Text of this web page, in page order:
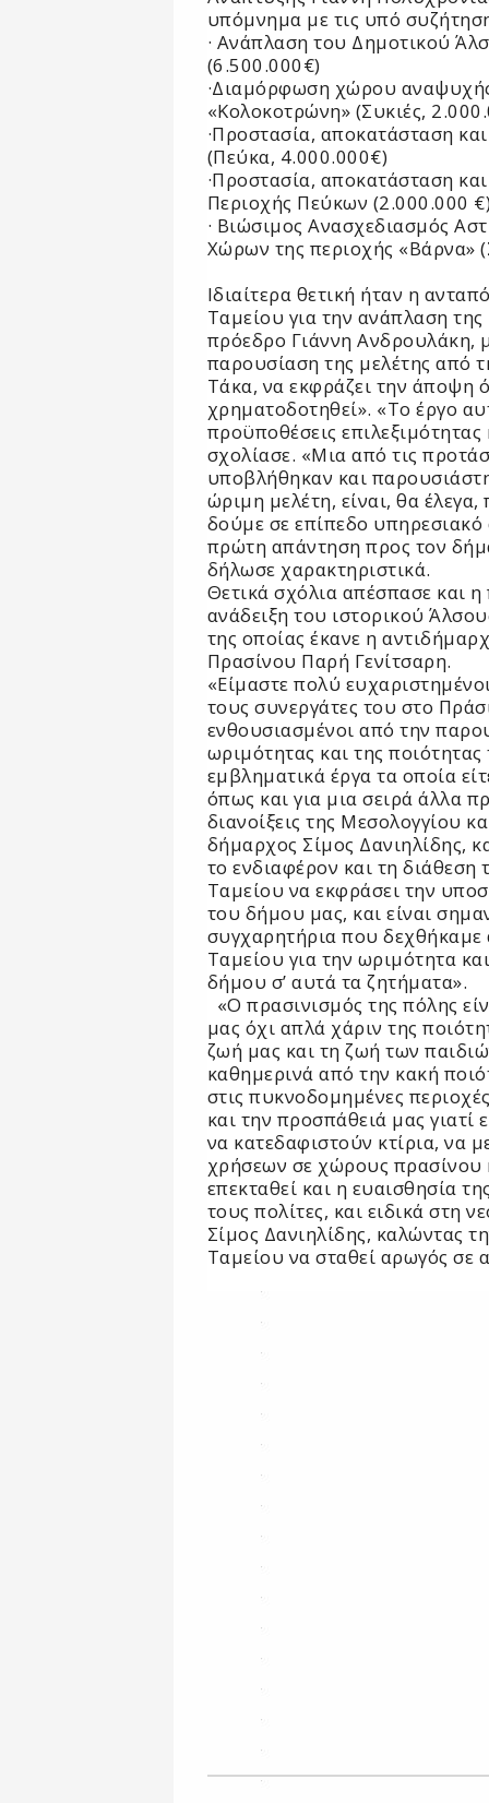
υπόμνημα με τις υπό
· Ανάπλαση του Δημοτικού
(6.500.000€)
·Διαμόρφωση χώρου
«Κολοκοτρώνη» (Συκιές,
·Προστασία, αποκατάσταση
(Πεύκα, 4.000.000€)
·Προστασία, αποκατάσταση
Περιοχής Πεύκων (2.000.000
· Βιώσιμος Ανασχεδιασμός
Χώρων της περιοχής «Βάρνα»
Ιδιαίτερα θετική ήταν η
Ταμείου για την ανάπλαση
πρόεδρο Γιάννη Ανδρουλάκη,
παρουσίαση της μελέτης από
Τάκα, να εκφράζει την άποψη
χρηματοδοτηθεί». «Το έργο
προϋποθέσεις
σχολίασε. «Μια από τις
υποβλήθηκαν και
ώριμη μελέτη, είναι, θα
δούμε σε επίπεδο
πρώτη απάντηση προς τον
δήλωσε χαρακτηριστικά.
Θετικά σχόλια απέσπασε και
ανάδειξη του ιστορικού
της οποίας έκανε η
Πρασίνου Παρή Γενίτσαρη.
«Είμαστε πολύ
τους συνεργάτες του στο
ενθουσιασμένοι από την
ωριμότητας και της
εμβληματικά έργα τα οποία
όπως και για μια σειρά άλλα
διανοίξεις της Μεσολογγίου
δήμαρχος Σίμος Δανιηλίδης,
το ενδιαφέρον και τη διάθεση
Ταμείου να εκφράσει την
του δήμου μας, και είναι
συγχαρητήρια που
Ταμείου για την ωριμότητα
δήμου σ’ αυτά τα ζητήματα».
«Ο πρασινισμός της πόλης
μας όχι απλά χάριν της
ζωή μας και τη ζωή των
καθημερινά από την κακή
στις πυκνοδομημένες
και την προσπάθειά μας γιατί
να κατεδαφιστούν κτίρια, να
χρήσεων σε χώρους πρασίνου
επεκταθεί και η ευαισθησία
τους πολίτες, και ειδικά στη
Σίμος Δανιηλίδης, καλώντας
Ταμείου να σταθεί αρωγός